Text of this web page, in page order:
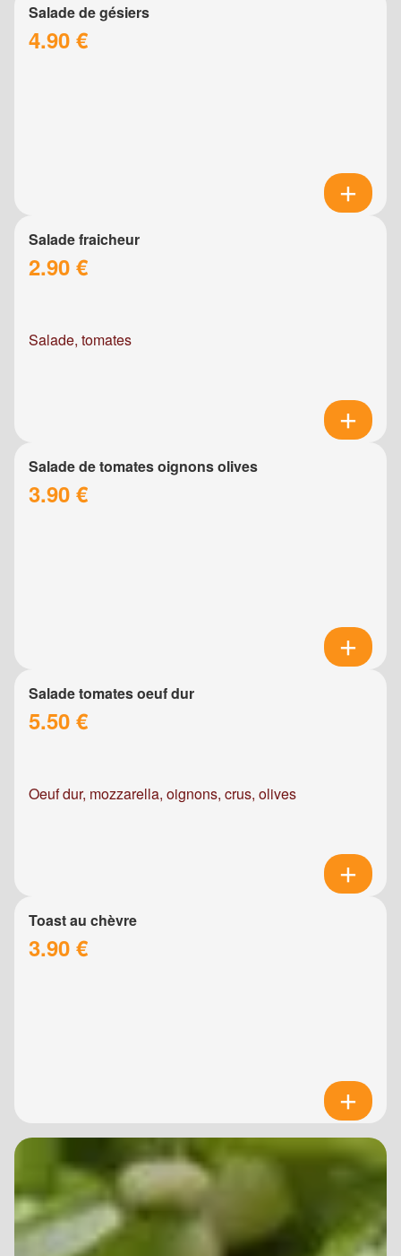
Salade de gésiers
4.90 €
Salade fraicheur
2.90 €
Salade, tomates
Salade de tomates oignons olives
3.90 €
Salade tomates oeuf dur
5.50 €
Oeuf dur, mozzarella, oignons, crus, olives
Toast au chèvre
3.90 €